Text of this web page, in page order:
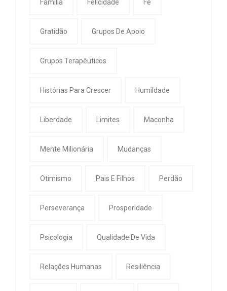
Família Felicidade Fé
Gratidão Grupos De Apoio
Grupos Terapêuticos
Histórias Para Crescer Humildade
Liberdade Limites Maconha
Mente Milionária Mudanças
Otimismo Pais E Filhos Perdão
Perseverança Prosperidade
Psicologia Qualidade De Vida
Relações Humanas Resiliência